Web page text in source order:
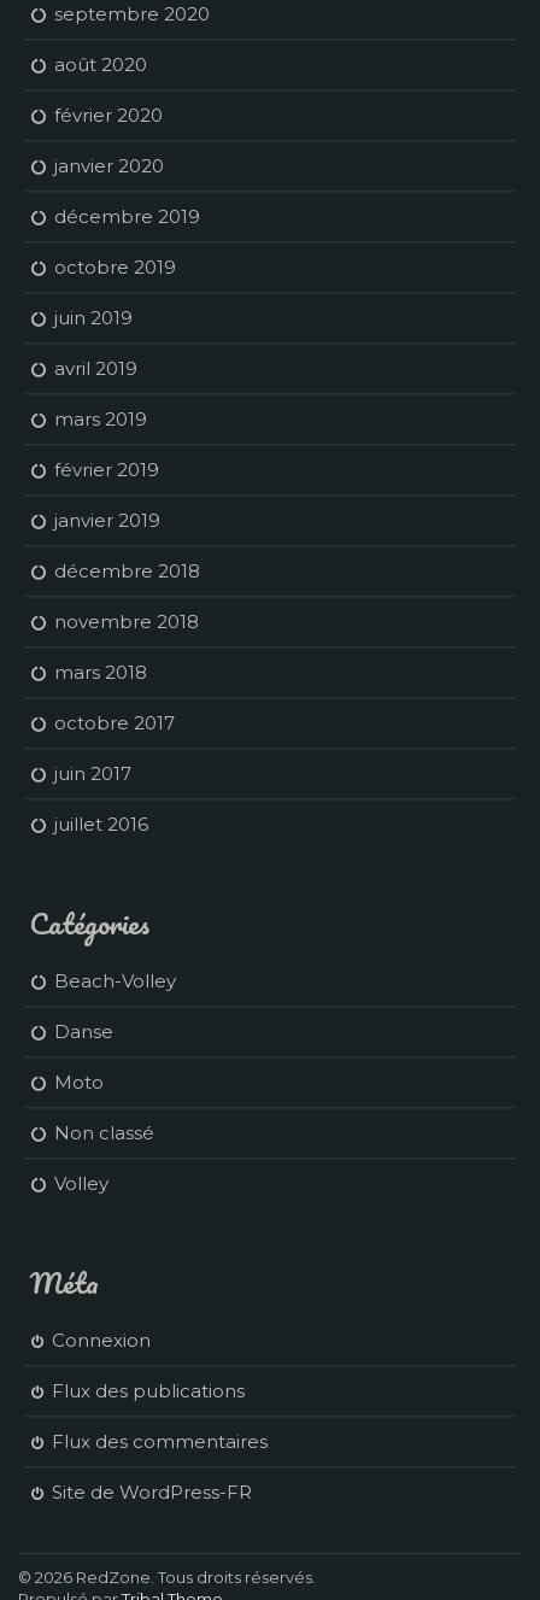
septembre 2020
août 2020
février 2020
janvier 2020
décembre 2019
octobre 2019
juin 2019
avril 2019
mars 2019
février 2019
janvier 2019
décembre 2018
novembre 2018
mars 2018
octobre 2017
juin 2017
juillet 2016
Catégories
Beach-Volley
Danse
Moto
Non classé
Volley
Méta
Connexion
Flux des publications
Flux des commentaires
Site de WordPress-FR
© 2026 RedZone. Tous droits réservés.